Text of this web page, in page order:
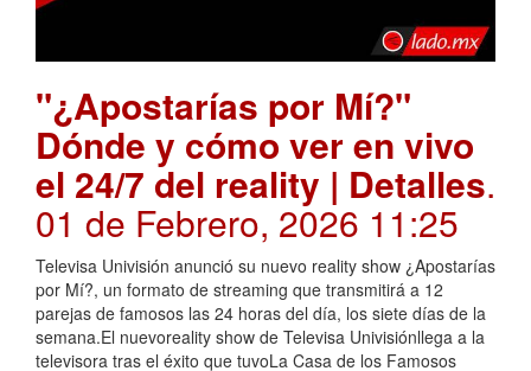
"¿Apostarías por Mí?"
Dónde y cómo ver en vivo
el 24/7 del reality | Detalles.
01 de Febrero, 2026 11:25
Televisa Univisión anunció su nuevo reality show ¿Apostarías
por Mí?, un formato de streaming que transmitirá a 12
parejas de famosos las 24 horas del día, los siete días de la
semana.El nuevoreality show de Televisa Univisiónllega a la
televisora tras el éxito que tuvoLa Casa de los Famosos